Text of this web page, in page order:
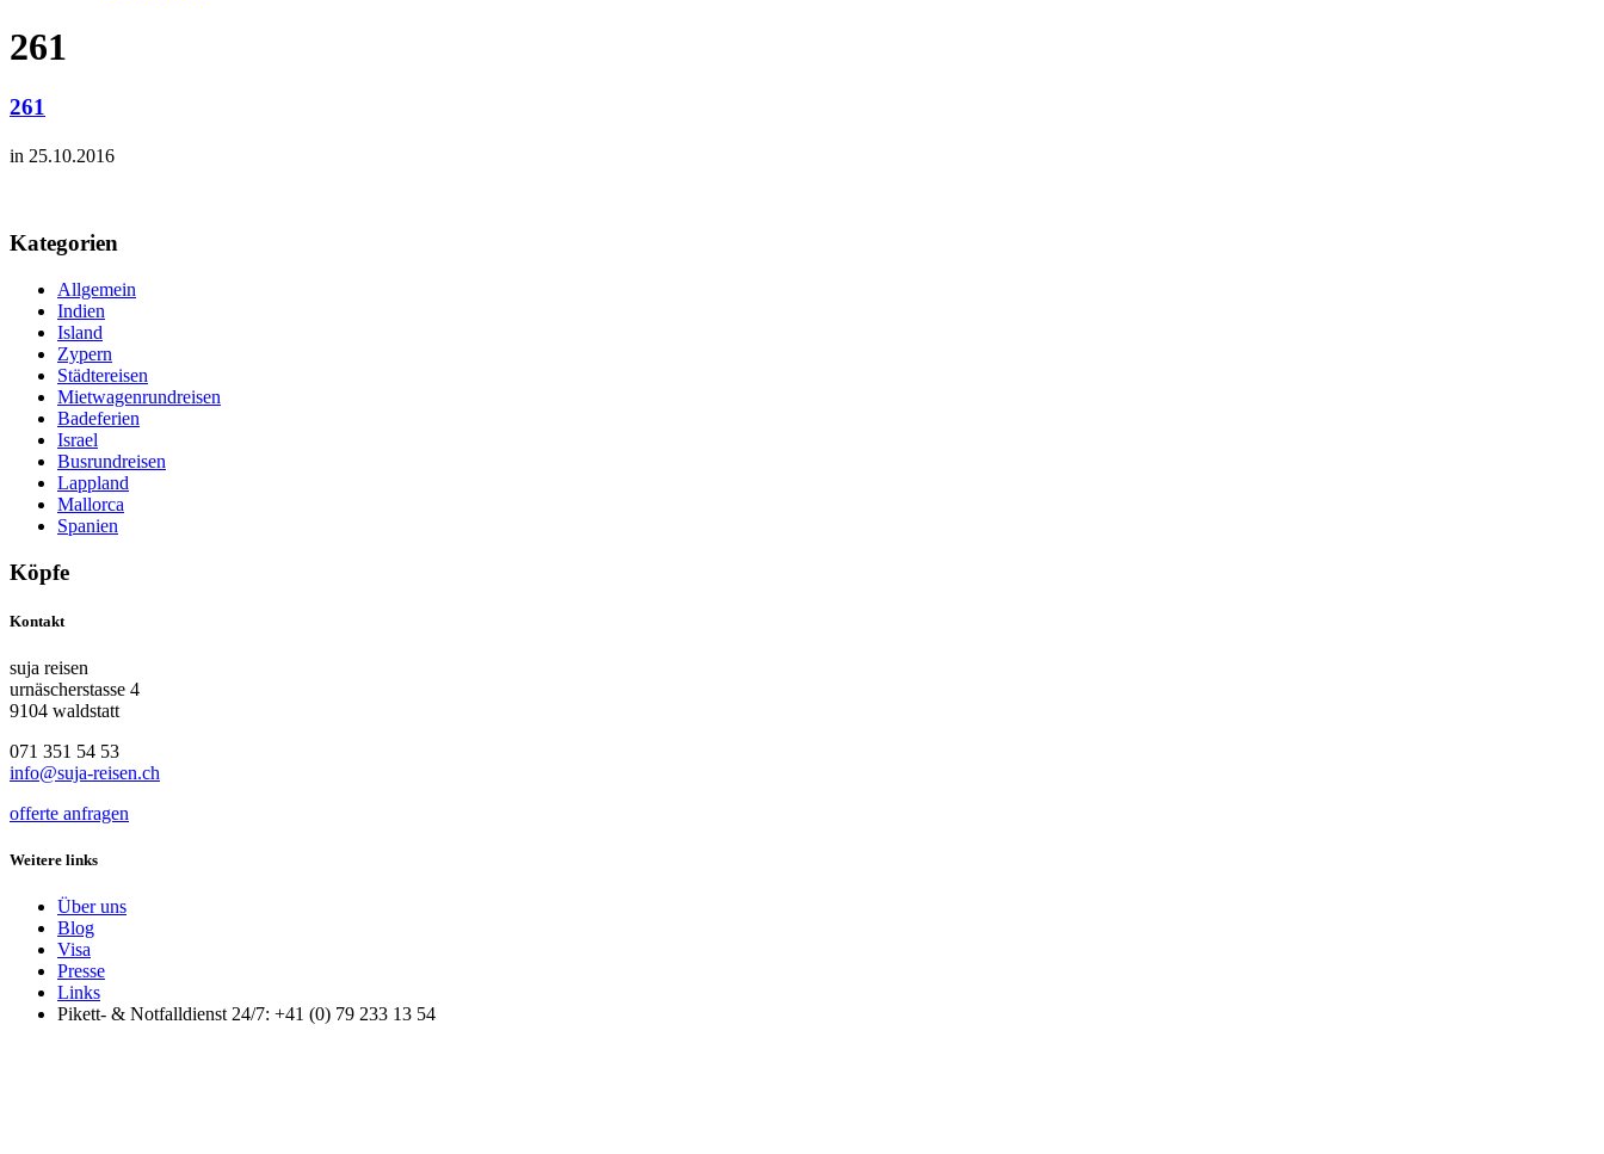
261
261
in 25.10.2016
Kategorien
Allgemein
Indien
Island
Zypern
Städtereisen
Mietwagenrundreisen
Badeferien
Israel
Busrundreisen
Lappland
Mallorca
Spanien
Köpfe
Kontakt
suja reisen
urnäscherstasse 4
9104 waldstatt
071 351 54 53
info@suja-reisen.ch
offerte anfragen
Weitere links
Über uns
Blog
Visa
Presse
Links
Pikett- & Notfalldienst 24/7: +41 (0) 79 233 13 54